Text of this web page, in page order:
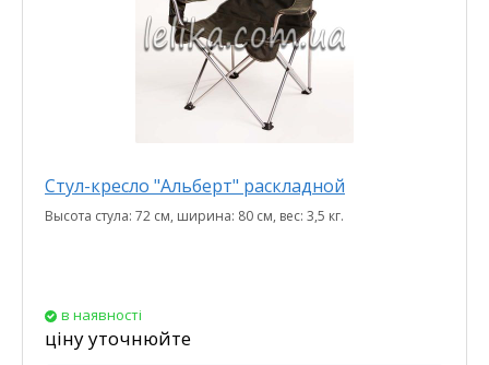
Стул-кресло "Альберт" раскладной
Высота стула: 72 см, ширина: 80 см, вес: 3,5 кг.
в наявності
ціну уточнюйте